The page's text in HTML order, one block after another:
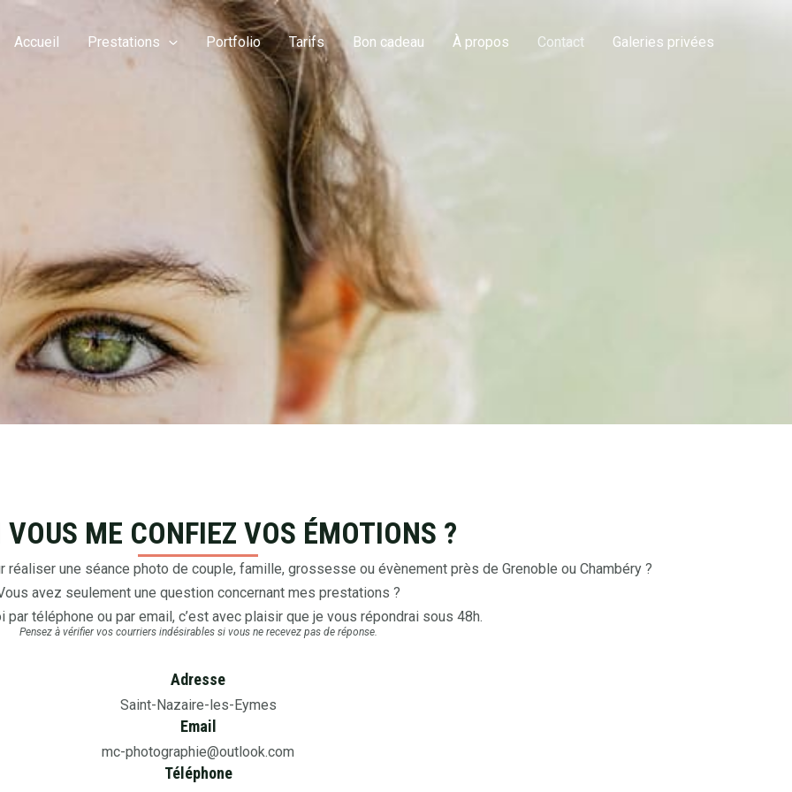
Accueil Prestations Portfolio Tarifs Bon cadeau À propos Contact Galeries privées
VOUS ME CONFIEZ VOS ÉMOTIONS ?
une séance photo de couple, famille, grossesse ou évènement près de Grenoble ou Chambéry ?
avez seulement une question concernant mes prestations ?
par téléphone ou par email, c’est avec plaisir que je vous répondrai sous 48h.
Pensez à vérifier vos courriers indésirables si vous ne recevez pas de réponse.
Adresse
Saint-Nazaire-les-Eymes
Email
mc-photographie@outlook.com
Téléphone